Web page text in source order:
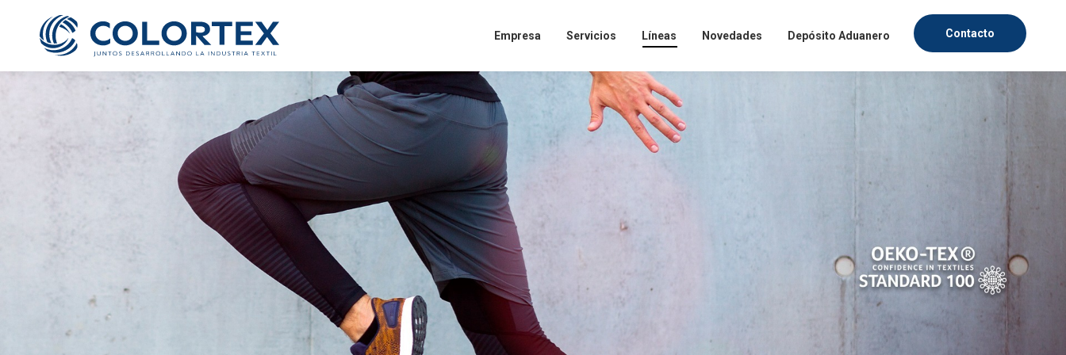
Empresa Servicios Líneas Novedades Depósito Aduanero Contacto
Te ofrecemos la oportunidad de desarrollar y potenciar tus habilidades personales y profesionales, dentro de un
grato ambiente laboral y con el respaldo de una marca con más de cinco décadas en el mercado textil. Ingresa
todos tus datos en el siguiente formulario. Nos contactaremos contigo a la brevedad posible.
Cargo al que postulas:
CONOCE MÁS